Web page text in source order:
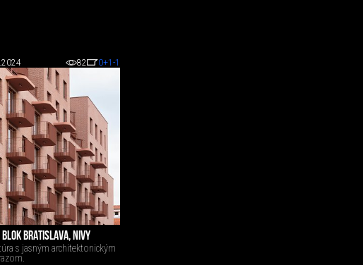
82 0+1 -1
BRATISLAVA, NIVY
s jasným architektonickým